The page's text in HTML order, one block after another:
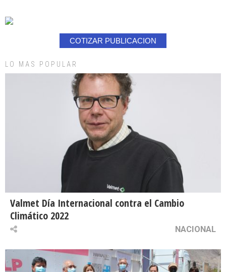
COTIZAR PUBLICACION
LO MAS POPULAR
Valmet Día Internacional contra el Cambio
Climático 2022
NACIONAL